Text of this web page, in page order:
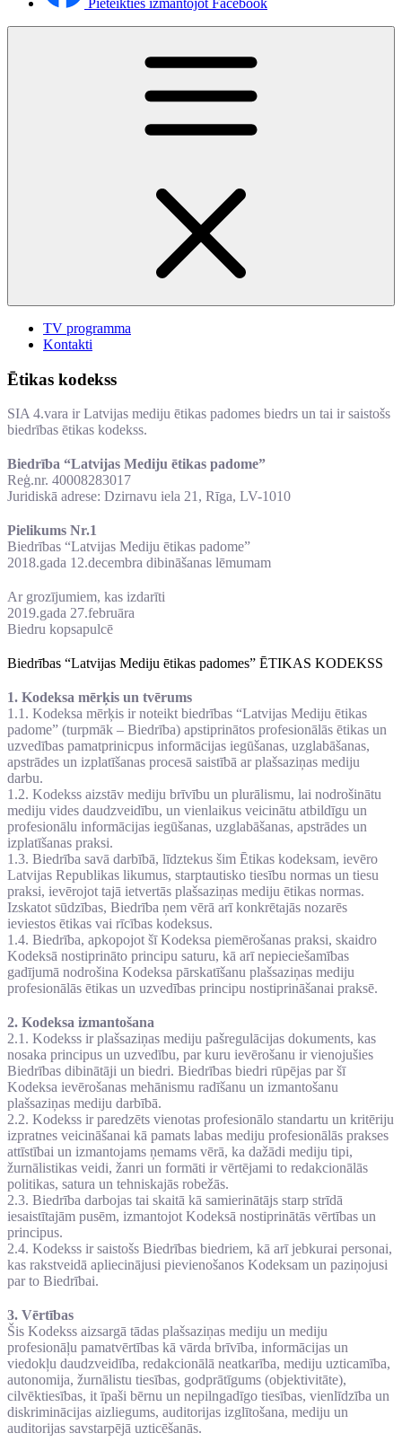
Pieteikties izmantojot Facebook
TV programma
Kontakti
Ētikas kodekss
SIA 4.vara ir Latvijas mediju ētikas padomes biedrs un tai ir saistošs
biedrības ētikas kodekss.
Biedrība “Latvijas Mediju ētikas padome”
Reģ.nr. 40008283017
Juridiskā adrese: Dzirnavu iela 21, Rīga, LV-1010
Pielikums Nr.1
Biedrības “Latvijas Mediju ētikas padome”
2018.gada 12.decembra dibināšanas lēmumam
Ar grozījumiem, kas izdarīti
2019.gada 27.februāra
Biedru kopsapulcē
Biedrības “Latvijas Mediju ētikas padomes” ĒTIKAS KODEKSS
1. Kodeksa mērķis un tvērums
1.1. Kodeksa mērķis ir noteikt biedrības “Latvijas Mediju ētikas
padome” (turpmāk – Biedrība) apstiprinātos profesionālās ētikas un
uzvedības pamatprinicpus informācijas iegūšanas, uzglabāšanas,
apstrādes un izplatīšanas procesā saistībā ar plašsaziņas mediju
darbu.
1.2. Kodekss aizstāv mediju brīvību un plurālismu, lai nodrošinātu
mediju vides daudzveidību, un vienlaikus veicinātu atbildīgu un
profesionālu informācijas iegūšanas, uzglabāšanas, apstrādes un
izplatīšanas praksi.
1.3. Biedrība savā darbībā, līdztekus šim Ētikas kodeksam, ievēro
Latvijas Republikas likumus, starptautisko tiesību normas un tiesu
praksi, ievērojot tajā ietvertās plašsaziņas mediju ētikas normas.
Izskatot sūdzības, Biedrība ņem vērā arī konkrētajās nozarēs
ieviestos ētikas vai rīcības kodeksus.
1.4. Biedrība, apkopojot šī Kodeksa piemērošanas praksi, skaidro
Kodeksā nostiprināto principu saturu, kā arī nepieciešamības
gadījumā nodrošina Kodeksa pārskatīšanu plašsaziņas mediju
profesionālās ētikas un uzvedības principu nostiprināšanai praksē.
2. Kodeksa izmantošana
2.1. Kodekss ir plašsaziņas mediju pašregulācijas dokuments, kas
nosaka principus un uzvedību, par kuru ievērošanu ir vienojušies
Biedrības dibinātāji un biedri. Biedrības biedri rūpējas par šī
Kodeksa ievērošanas mehānismu radīšanu un izmantošanu
plašsaziņas mediju darbībā.
2.2. Kodekss ir paredzēts vienotas profesionālo standartu un kritēriju
izpratnes veicināšanai kā pamats labas mediju profesionālās prakses
attīstībai un izmantojams ņemams vērā, ka dažādi mediju tipi,
žurnālistikas veidi, žanri un formāti ir vērtējami to redakcionālās
politikas, satura un tehniskajās robežās.
2.3. Biedrība darbojas tai skaitā kā samierinātājs starp strīdā
iesaistītajām pusēm, izmantojot Kodeksā nostiprinātās vērtības un
principus.
2.4. Kodekss ir saistošs Biedrības biedriem, kā arī jebkurai personai,
kas rakstveidā apliecinājusi pievienošanos Kodeksam un paziņojusi
par to Biedrībai.
3. Vērtības
Šis Kodekss aizsargā tādas plašsaziņas mediju un mediju
profesionāļu pamatvērtības kā vārda brīvība, informācijas un
viedokļu daudzveidība, redakcionālā neatkarība, mediju uzticamība,
autonomija, žurnālistu tiesības, godprātīgums (objektivitāte),
cilvēktiesības, it īpaši bērnu un nepilngadīgo tiesības, vienlīdzība un
diskriminācijas aizliegums, auditorijas izglītošana, mediju un
auditorijas savstarpējā uzticēšanās.